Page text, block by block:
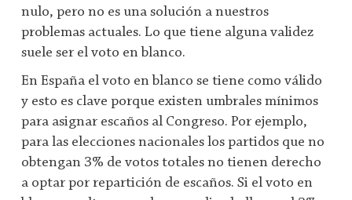
nulo, pero no es una solución a nuestros
problemas actuales. Lo que tiene alguna validez
suele ser el voto en blanco.
En España el voto en blanco se tiene como válido
y esto es clave porque existen umbrales mínimos
para asignar escaños al Congreso. Por ejemplo,
para las elecciones nacionales los partidos que no
obtengan 3% de votos totales no tienen derecho
a optar por repartición de escaños. Si el voto en